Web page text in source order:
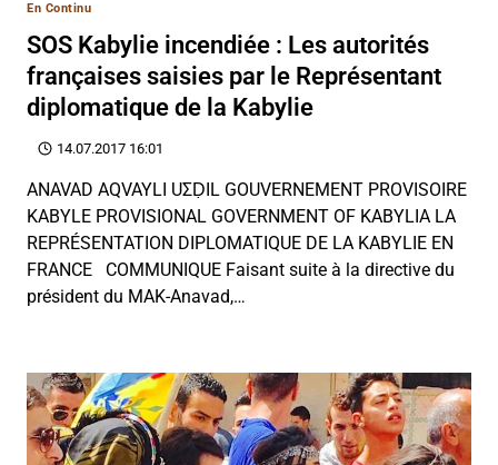
En Continu
SOS Kabylie incendiée : Les autorités
françaises saisies par le Représentant
diplomatique de la Kabylie
14.07.2017 16:01
ANAVAD AQVAYLI UΣḌIL GOUVERNEMENT PROVISOIRE
KABYLE PROVISIONAL GOVERNMENT OF KABYLIA LA
REPRÉSENTATION DIPLOMATIQUE DE LA KABYLIE EN
FRANCE COMMUNIQUE Faisant suite à la directive du
président du MAK-Anavad,…